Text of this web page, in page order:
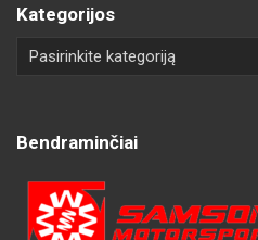
Kategorijos
Bendraminčiai